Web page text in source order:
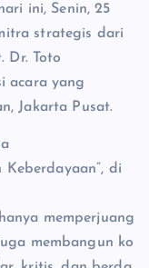
ini, Senin, 25
strategis dari
Dr. Toto
acara yang
Jakarta Pusat.
Keberdayaan”, di
memperjuang
membangun ko